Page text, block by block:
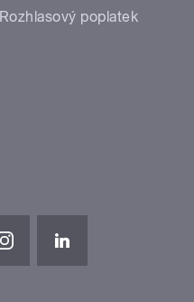
Rozhlasový poplatek